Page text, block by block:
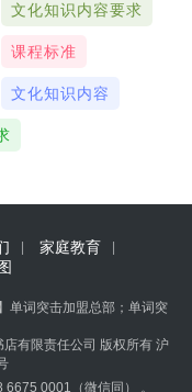
文化知识内容要求
课程标准
文化知识内容
家庭教育
单词突击加盟总部；单词突
有限责任公司 版权所有 沪
0001（微信同） 。